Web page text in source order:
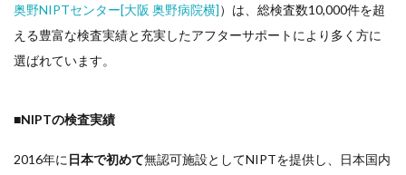
奥野NIPTセンター[大阪 奥野病院横]）は、総検査数10,000件を超
える豊富な検査実績と充実したアフターサポートにより多く方に
選ばれています。
■NIPTの検査実績
2016年に 日本で初めて無認可施設としてNIPTを提供し、日本国内